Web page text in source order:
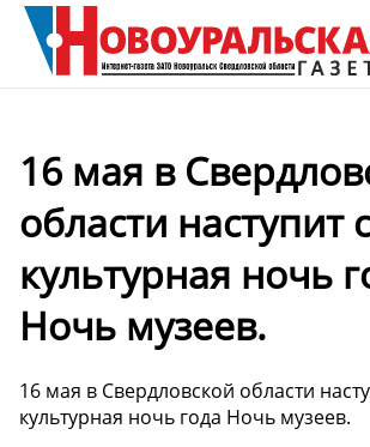
16 мая в
области наступит
культурная ночь
Ночь музеев.
16 мая в Свердловской области
культурная ночь года Ночь музеев.